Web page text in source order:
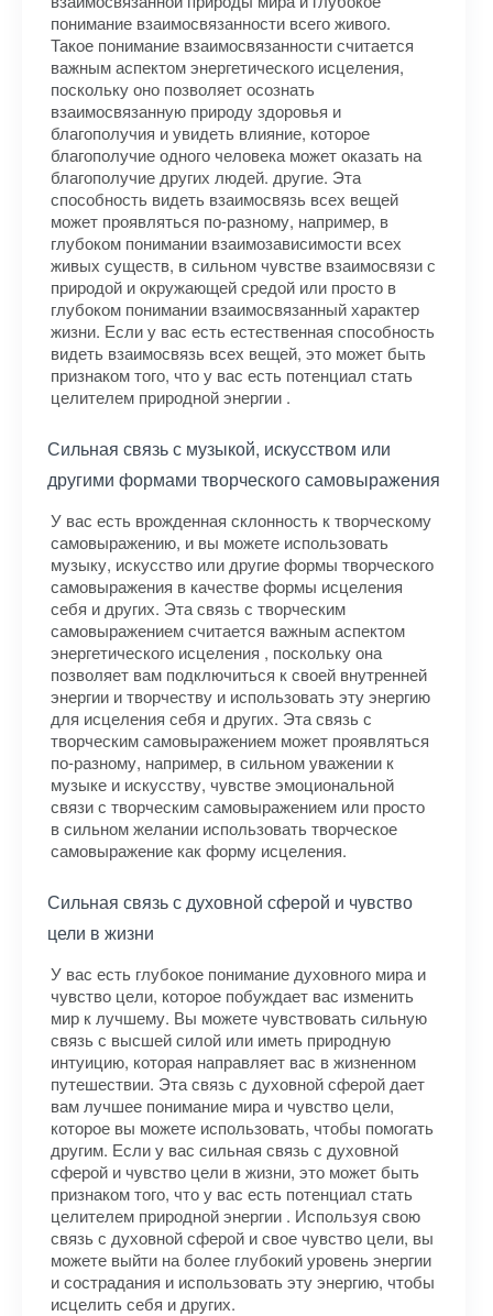
понимание взаимосвязанности всего живого.
Такое понимание взаимосвязанности считается
важным аспектом энергетического исцеления,
поскольку оно позволяет осознать
взаимосвязанную природу здоровья и
благополучия и увидеть влияние, которое
благополучие одного человека может оказать на
благополучие других людей. другие. Эта
способность видеть взаимосвязь всех вещей
может проявляться по-разному, например, в
глубоком понимании взаимозависимости всех
живых существ, в сильном чувстве взаимосвязи с
природой и окружающей средой или просто в
глубоком понимании взаимосвязанный характер
жизни. Если у вас есть естественная способность
видеть взаимосвязь всех вещей, это может быть
признаком того, что у вас есть потенциал стать
целителем природной энергии .
Сильная связь с музыкой, искусством или
другими формами творческого самовыражения
У вас есть врожденная склонность к творческому
самовыражению, и вы можете использовать
музыку, искусство или другие формы творческого
самовыражения в качестве формы исцеления
себя и других. Эта связь с творческим
самовыражением считается важным аспектом
энергетического исцеления , поскольку она
позволяет вам подключиться к своей внутренней
энергии и творчеству и использовать эту энергию
для исцеления себя и других. Эта связь с
творческим самовыражением может проявляться
по-разному, например, в сильном уважении к
музыке и искусству, чувстве эмоциональной
связи с творческим самовыражением или просто
в сильном желании использовать творческое
самовыражение как форму исцеления.
Сильная связь с духовной сферой и чувство
цели в жизни
У вас есть глубокое понимание духовного мира и
чувство цели, которое побуждает вас изменить
мир к лучшему. Вы можете чувствовать сильную
связь с высшей силой или иметь природную
интуицию, которая направляет вас в жизненном
путешествии. Эта связь с духовной сферой дает
вам лучшее понимание мира и чувство цели,
которое вы можете использовать, чтобы помогать
другим. Если у вас сильная связь с духовной
сферой и чувство цели в жизни, это может быть
признаком того, что у вас есть потенциал стать
целителем природной энергии . Используя свою
связь с духовной сферой и свое чувство цели, вы
можете выйти на более глубокий уровень энергии
и сострадания и использовать эту энергию, чтобы
исцелить себя и других.